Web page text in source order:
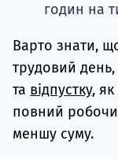
годин на
Варто знати,
трудовий
та відпустку,
повний
меншу суму.